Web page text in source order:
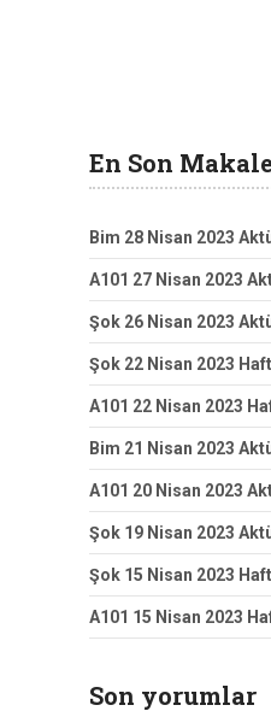
En Son
Bim 28 Nisan 2023
A101 27 Nisan 2023
Şok 26 Nisan 2023
Şok 22 Nisan 2023
A101 22 Nisan 2023
Bim 21 Nisan 2023
A101 20 Nisan 2023
Şok 19 Nisan 2023
Şok 15 Nisan 2023
A101 15 Nisan 2023
Son yorumlar